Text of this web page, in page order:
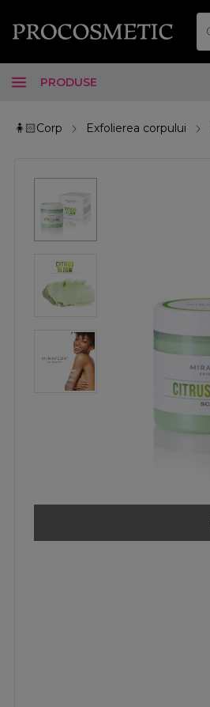
PRODUSE
🧍🏻Corp Exfolierea corpului